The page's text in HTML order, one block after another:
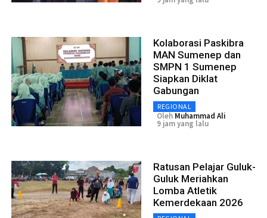
Kolaborasi Paskibra
MAN Sumenep dan
SMPN 1 Sumenep
Siapkan Diklat
Gabungan
REGIONAL
Oleh Muhammad Ali
9 jam yang lalu
Ratusan Pelajar Guluk-
Guluk Meriahkan
Lomba Atletik
Kemerdekaan 2026